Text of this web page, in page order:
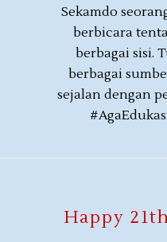
Sekamdo
berbicara
berbagai sisi.
berbagai
sejalan dengan
Happy